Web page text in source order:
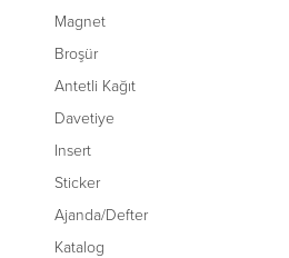
Magnet
Broşür
Antetli Kağıt
Davetiye
Insert
Sticker
Ajanda/Defter
Katalog